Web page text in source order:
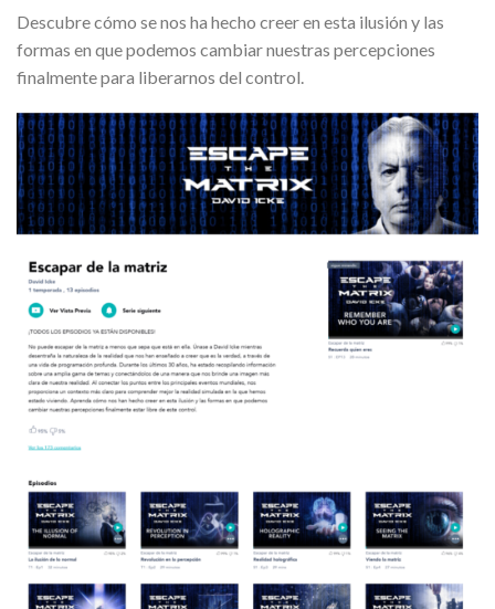
Descubre cómo se nos ha hecho creer en esta ilusión y las
formas en que podemos cambiar nuestras percepciones
finalmente para liberarnos del control.